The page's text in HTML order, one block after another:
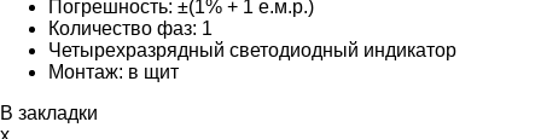
Погрешность: ±(1% + 1 е.м.р.)
Количество фаз: 1
Четырехразрядный светодиодный индикатор
Монтаж: в щит
В закладки
x